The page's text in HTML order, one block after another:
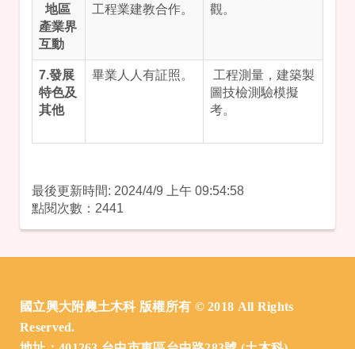
地區
產業界
互動
工程業建教合作。
觀。
7.發展
特色及
其他
畢業人人有証照。
工程測量，建築製
圖技檢測驗模擬
考。
最後更新時間: 2024/4/9 上午 09:54:58
點閱次數：2441
國立興大附農土木科 版權所有 © 2018 All Rights
Reserved.